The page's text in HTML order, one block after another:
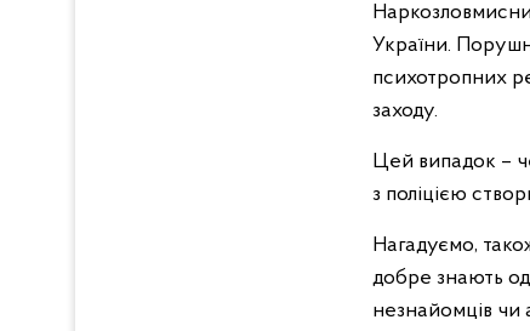
України.
психотропних
заходу.
Цей випадок –
з поліцією
Нагадуємо,
добре знають
незнайомців чи